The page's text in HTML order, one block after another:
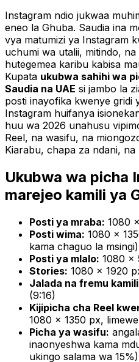
Instagram ndio jukwaa
eneo la Ghuba. Saudia ina
vya matumizi ya Instagram
uchumi wa utalii, mitindo,
hutegemea karibu kabisa
Kupata ukubwa sahihi wa
Saudia na UAE si jambo la
posti inayofika kwenye gridi
Instagram huifanya
huu wa 2026 unahusu
Reel, na wasifu, na
Kiarabu, chapa za ndani, na
Ukubwa wa picha
marejeo kamili ya
Posti ya mraba: 1080
Posti wima: 1080 ×
kama chaguo la msingi)
Posti ya mlalo: 1080 ×
Stories: 1080 × 1920
Jalada na fremu
(9:16)
Kijipicha cha Reel
1080 × 1350 px,
Picha ya wasifu:
inaonyeshwa kama
ukingo salama wa 15%)